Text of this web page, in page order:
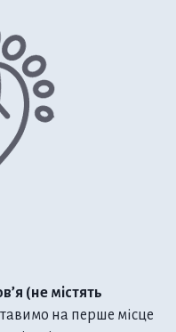
(не містять
на перше місце